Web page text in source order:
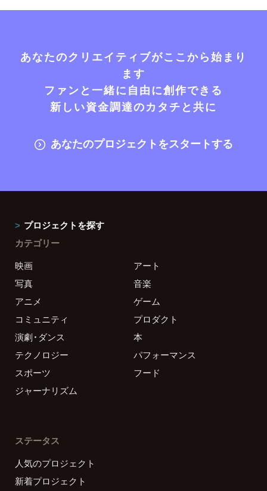
あなたのクリエイティブがここから始まり
ます
ファンと一緒に自由に創作できる
新しい資金調達のカタチと共に
あなたのプロジェクトをスタートする
プロジェクトを探す
カテゴリー
映画
アート
写真
音楽
アニメ
ゲーム
コミュニティ
プロダクト
演劇・ダンス
本
テクノロジー
パフォーマンス
スポーツ
フード
ジャーナリズム
ステータス
人気のプロジェクト
新着プロジェクト